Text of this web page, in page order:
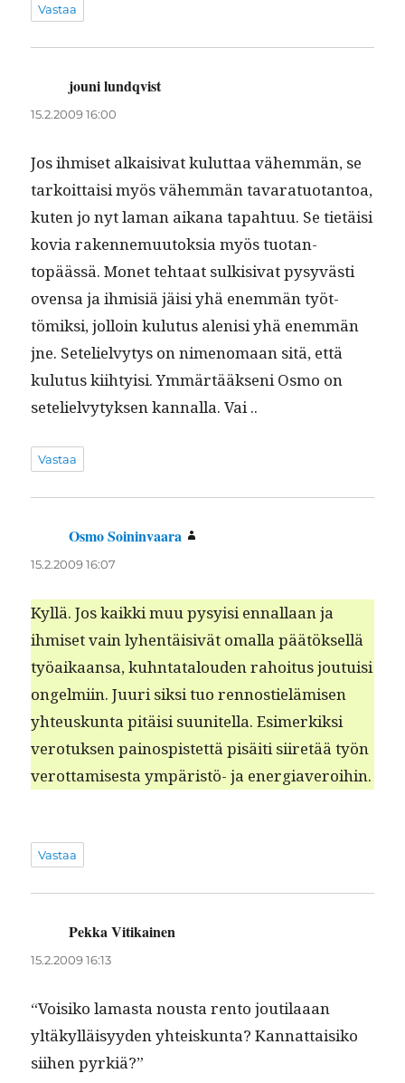
Vastaa
jouni lundqvistsanoo:
15.2.2009 16:00
Jos ihmiset alka­isi­vat kulut­taa vähem­män, se
tarkoit­taisi myös vähem­män tavaratuotan­toa,
kuten jo nyt laman aikana tapah­tuu. Se tietäisi
kovia raken­nemuu­tok­sia myös tuotan­
topäässä. Mon­et tehtaat sulk­i­si­vat pysyvästi
oven­sa ja ihmisiä jäisi yhä enem­män työt­
tömik­si, jol­loin kulu­tus alenisi yhä enem­män
jne. Setelielvy­tys on nimeno­maan sitä, että
kulu­tus kiihty­isi. Ymmärtääk­seni Osmo on
setelielvy­tyk­sen kan­nal­la. Vai ..
Vastaa
Osmo Soininvaara
15.2.2009 16:07
Kyl­lä. Jos kaik­ki muu pysy­isi ennal­laan ja
ihmiset vain lyhen­täi­sivät oma­l­la päätök­sel­lä
työaikaansa, kuh­n­tat­alouden rahoi­tus jou­tu­isi
ongelmi­in. Juuri sik­si tuo ren­nos­tielämisen
yhteuskun­ta pitäisi suu­nitel­la. Esimerkik­si
vero­tuk­sen pain­ospis­tet­tä pisäi­ti siiretää työn
verot­tamis­es­ta ympäristö- ja energiaveroihin.
Vastaa
Pekka Vitikainen
15.2.2009 16:13
“Voisiko lamas­ta nous­ta ren­to jouti­laaan
yltäkyl­läisyy­den yhteiskun­ta? Kan­nat­taisiko
siihen pyrkiä?”